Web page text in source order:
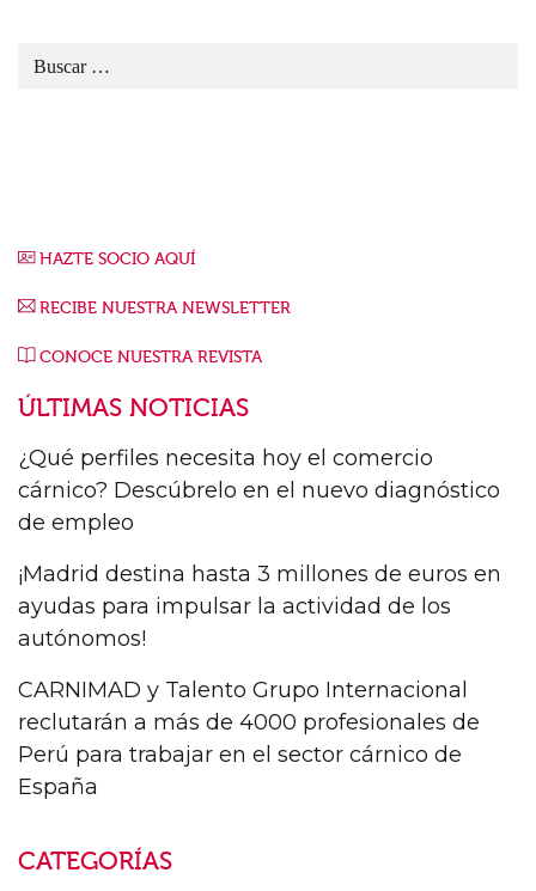
HAZTE SOCIO AQUÍ
RECIBE NUESTRA NEWSLETTER
CONOCE NUESTRA REVISTA
ÚLTIMAS NOTICIAS
¿Qué perfiles necesita hoy el comercio
cárnico? Descúbrelo en el nuevo diagnóstico
de empleo
¡Madrid destina hasta 3 millones de euros en
ayudas para impulsar la actividad de los
autónomos!
CARNIMAD y Talento Grupo Internacional
reclutarán a más de 4000 profesionales de
Perú para trabajar en el sector cárnico de
España
CATEGORÍAS